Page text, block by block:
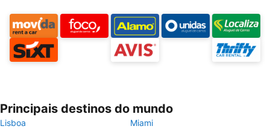
Principais destinos do mundo
Lisboa
Miami